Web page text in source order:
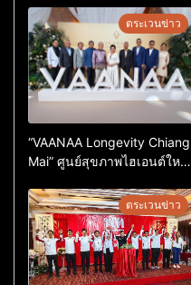
ตระเวนข่าว
“VAANAA Longevity Chiang
Mai” ศูนย์สุขภาพไฮเอนต์ใหญ่
ตระเวนข่าว